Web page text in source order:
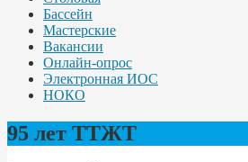
Бассейн
Мастерские
Вакансии
Онлайн-опрос
Электронная ИОС
НОКО
95 лет ТТЖТ